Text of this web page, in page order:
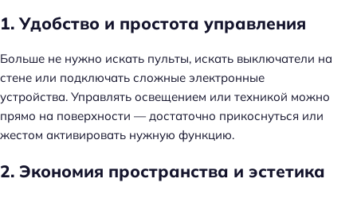
1. Удобство и простота управления
Больше не нужно искать пульты, искать выключатели на
стене или подключать сложные электронные
устройства. Управлять освещением или техникой можно
прямо на поверхности — достаточно прикоснуться или
жестом активировать нужную функцию.
2. Экономия пространства и эстетика